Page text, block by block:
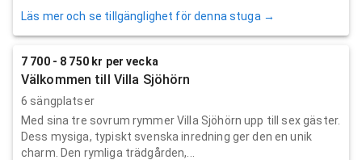
Läs mer och se tillgänglighet för denna stuga →
7 700 - 8 750 kr per vecka
Välkommen till Villa Sjöhörn
6 sängplatser
Med sina tre sovrum rymmer Villa Sjöhörn upp till sex gäster.
Dess mysiga, typiskt svenska inredning ger den en unik
charm. Den rymliga trädgården,...